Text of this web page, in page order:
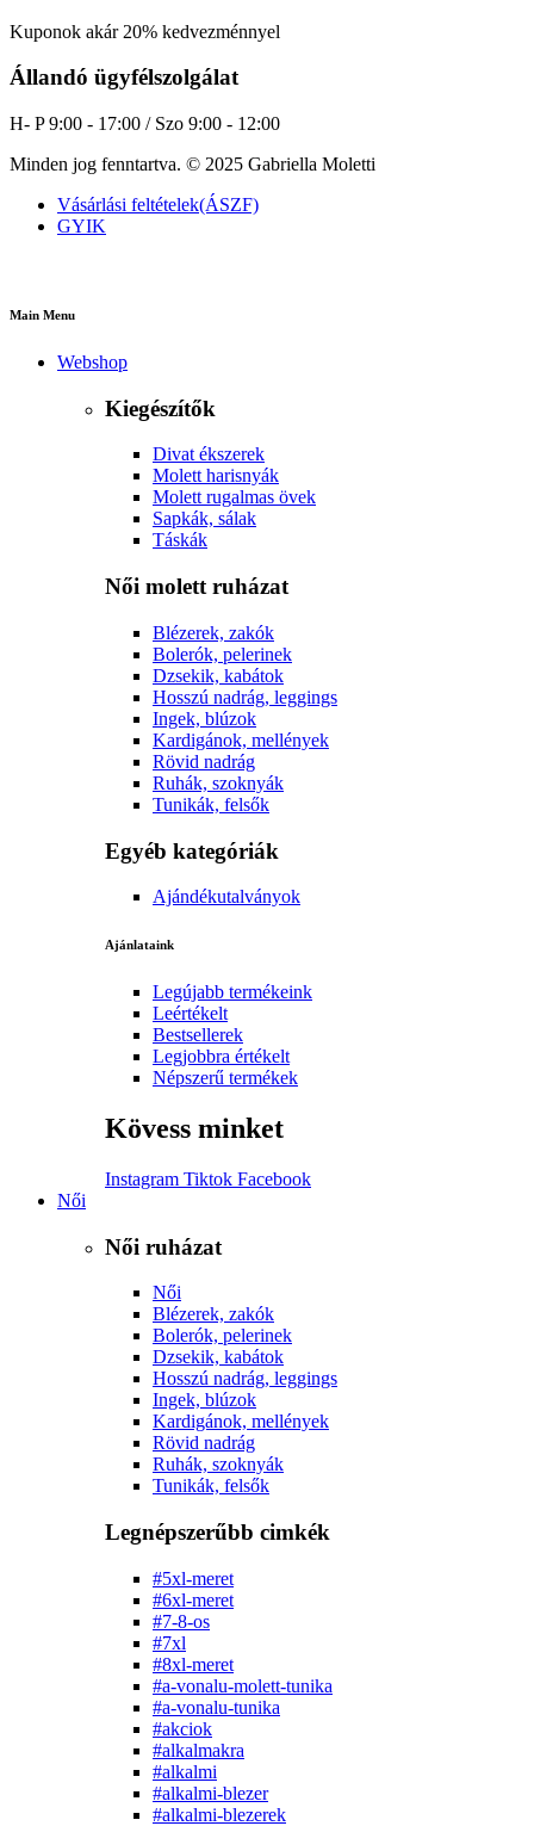
Kuponok akár 20% kedvezménnyel
Állandó ügyfélszolgálat
H- P 9:00 - 17:00 / Szo 9:00 - 12:00
Minden jog fenntartva. © 2025 Gabriella Moletti
Vásárlási feltételek(ÁSZF)
GYIK
Main Menu
Webshop
Kiegészítők
Divat ékszerek
Molett harisnyák
Molett rugalmas övek
Sapkák, sálak
Táskák
Női molett ruházat
Blézerek, zakók
Bolerók, pelerinek
Dzsekik, kabátok
Hosszú nadrág, leggings
Ingek, blúzok
Kardigánok, mellények
Rövid nadrág
Ruhák, szoknyák
Tunikák, felsők
Egyéb kategóriák
Ajándékutalványok
Ajánlataink
Legújabb termékeink
Leértékelt
Bestsellerek
Legjobbra értékelt
Népszerű termékek
Kövess minket
Instagram Tiktok Facebook
Női
Női ruházat
Női
Blézerek, zakók
Bolerók, pelerinek
Dzsekik, kabátok
Hosszú nadrág, leggings
Ingek, blúzok
Kardigánok, mellények
Rövid nadrág
Ruhák, szoknyák
Tunikák, felsők
Legnépszerűbb cimkék
#5xl-meret
#6xl-meret
#7-8-os
#7xl
#8xl-meret
#a-vonalu-molett-tunika
#a-vonalu-tunika
#akciok
#alkalmakra
#alkalmi
#alkalmi-blezer
#alkalmi-blezerek